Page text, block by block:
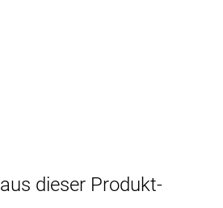
dieser Produkt-